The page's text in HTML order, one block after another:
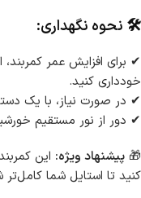
🛠 نحوه نگهداری:
✔ برای افزایش عمر
خودداری کنید.
✔ در صورت نیاز، با یک
✔ دور از نور مستقیم
🎁 پیشنهاد ویژه: این
کنید تا استایل شما کامل‌تر